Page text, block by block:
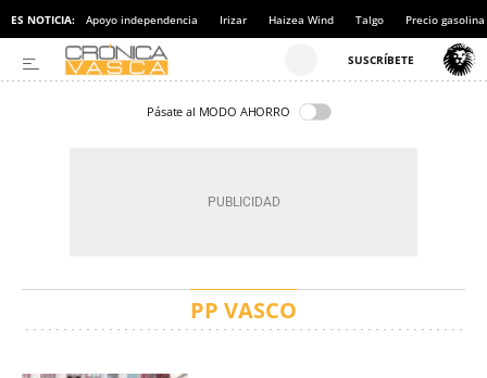
ES NOTICIA: Apoyo independencia Irizar Haizea Wind Talgo Precio gasolina
Pásate al MODO AHORRO
PP VASCO